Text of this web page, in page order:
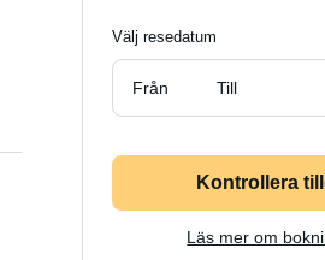
Välj resedatum
Från Till
Kontrollera
Läs mer om